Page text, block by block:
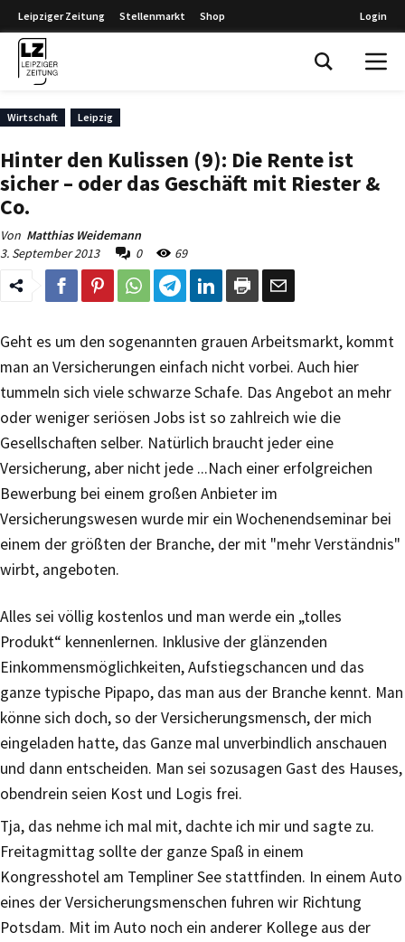
Leipziger Zeitung Stellenmarkt Shop Login
Wirtschaft Leipzig
Hinter den Kulissen (9): Die Rente ist
sicher – oder das Geschäft mit Riester &
Co.
Von Matthias Weidemann
3. September 2013
0 69
Geht es um den sogenannten grauen Arbeitsmarkt, kommt
man an Versicherungen einfach nicht vorbei. Auch hier
tummeln sich viele schwarze Schafe. Das Angebot an mehr
oder weniger seriösen Jobs ist so zahlreich wie die
Gesellschaften selber. Natürlich braucht jeder eine
Versicherung, aber nicht jede ...Nach einer erfolgreichen
Bewerbung bei einem großen Anbieter im
Versicherungswesen wurde mir ein Wochenendseminar bei
einem der größten der Branche, der mit "mehr Verständnis"
wirbt, angeboten.
Alles sei völlig kostenlos und man werde ein „tolles
Produkt“ kennenlernen. Inklusive der glänzenden
Einkommensmöglichkeiten, Aufstiegschancen und das
ganze typische Pipapo, das man aus der Branche kennt. Man
könne sich doch, so der Versicherungsmensch, der mich
eingeladen hatte, das Ganze mal unverbindlich anschauen
und dann entscheiden. Man sei sozusagen Gast des Hauses,
obendrein seien Kost und Logis frei.
Tja, das nehme ich mal mit, dachte ich mir und sagte zu.
Freitagmittag sollte der ganze Spaß in einem
Kongresshotel am Templiner See stattfinden. In einem Auto
eines der Versicherungsmenschen fuhren wir Richtung
Potsdam. Mit im Auto noch ein anderer Kollege aus der